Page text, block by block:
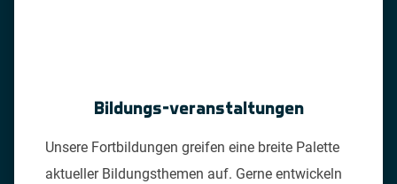
Bildungs-veranstaltungen
Unsere Fortbildungen greifen eine breite Palette
aktueller Bildungsthemen auf. Gerne entwickeln